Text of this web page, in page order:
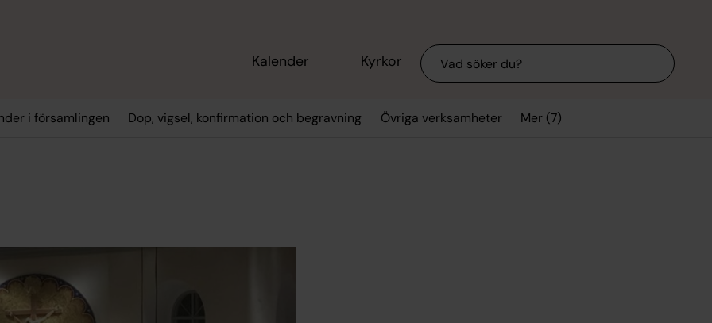
Kalender Kyrkor Sök
i församlingen Dop, vigsel, konfirmation och begravning Övriga verksamheter Mer (7)